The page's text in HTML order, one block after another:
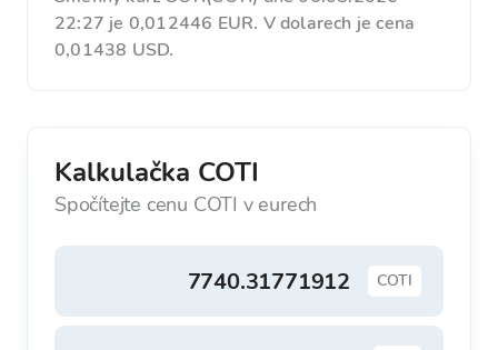
22:27 je 0,012446 EUR. V dolarech je cena
0,01438 USD.
Kalkulačka COTI
Spočítejte cenu COTI v eurech
COTI